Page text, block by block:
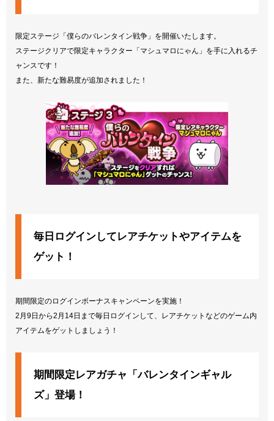
限定ステージ「僕らのバレンタイン戦争」を開催いたします。
ステージクリアで限定キャラクター「マシュマロにゃん」を手に入れるチ
ャンスです！
また、新たな難易度が追加されました！
毎日ログインしてレアチケットやアイテムを
ゲット！
期間限定のログインボーナスキャンペーンを実施！
2月9日から2月14日まで毎日ログインして、レアチケットなどのゲーム内
アイテムをゲットしましょう！
期間限定レアガチャ「バレンタインギャル
ズ」登場！